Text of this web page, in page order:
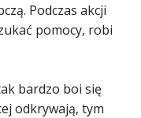
Podczas akcji
pomocy, robi
bardzo boi się
odkrywają, tym